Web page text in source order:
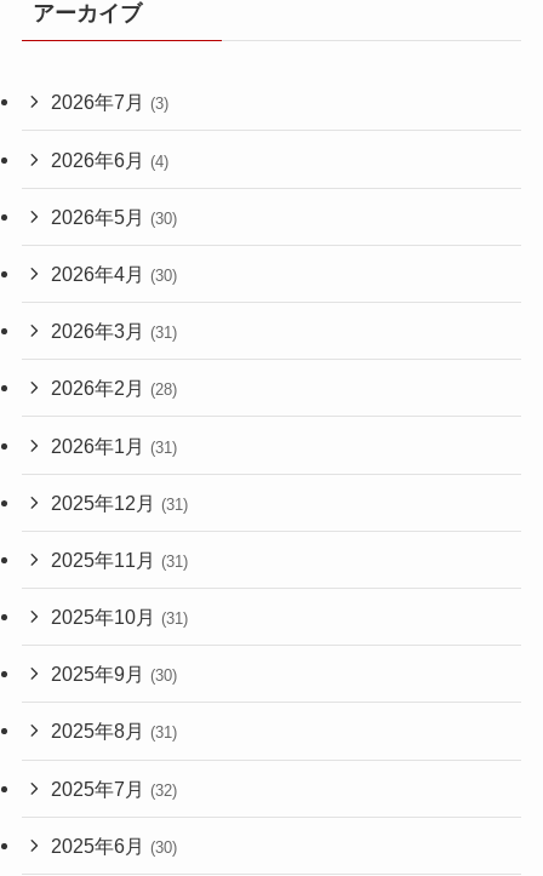
アーカイブ
2026年7月 (3)
2026年6月 (4)
2026年5月 (30)
2026年4月 (30)
2026年3月 (31)
2026年2月 (28)
2026年1月 (31)
2025年12月 (31)
2025年11月 (31)
2025年10月 (31)
2025年9月 (30)
2025年8月 (31)
2025年7月 (32)
2025年6月 (30)